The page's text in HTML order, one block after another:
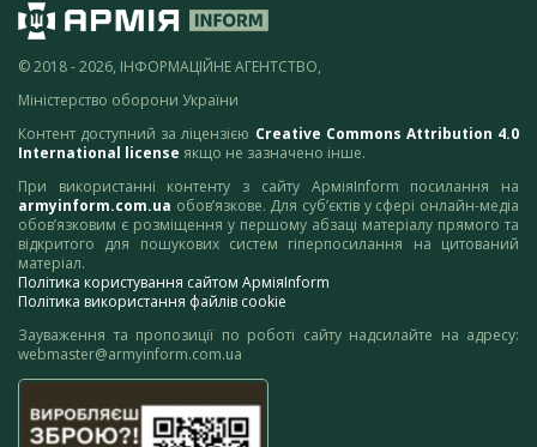
© 2018 - 2026, ІНФОРМАЦІЙНЕ АГЕНТСТВО,
Міністерство оборони України
Контент доступний за ліцензією Creative Commons Attribution 4.0
International license якщо не зазначено інше.
При використанні контенту з сайту АрміяInform посилання на
armyinform.com.ua обов’язкове. Для суб’єктів у сфері онлайн-медіа
обов’язковим є розміщення у першому абзаці матеріалу прямого та
відкритого для пошукових систем гіперпосилання на цитований
матеріал.
Політика користування сайтом АрміяInform
Політика використання файлів cookie
Зауваження та пропозиції по роботі сайту надсилайте на адресу:
webmaster@armyinform.com.ua